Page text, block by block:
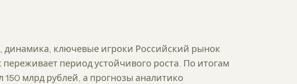
ключевые игроки Российский рынок
период устойчивого роста. По итогам
млрд рублей, а прогнозы аналитико